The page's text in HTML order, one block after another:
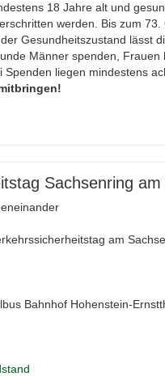
18 Jahre alt und
werden. Bis zum
Gesundheitszustand lässt
Männer spenden, Frauen
liegen mindestens
Sachsenring
am
Bahnhof Hohenstein-